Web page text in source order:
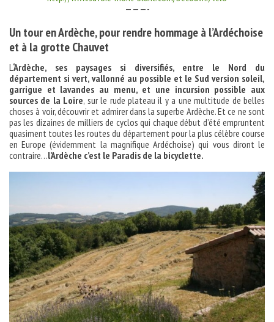
———-
Un tour en Ardèche, pour rendre hommage à l’Ardéchoise
et à la grotte Chauvet
L‘Ardèche, ses paysages si diversifiés, entre le Nord du
département si vert, vallonné au possible et le Sud version soleil,
garrigue et lavandes au menu, et une incursion possible aux
sources de la Loire, sur le rude plateau il y a une multitude de belles
choses à voir, découvrir et admirer dans la superbe Ardèche. Et ce ne sont
pas les dizaines de milliers de cyclos qui chaque début d’été empruntent
quasiment toutes les routes du département pour la plus célèbre course
en Europe (évidemment la magnifique Ardéchoise) qui vous diront le
contraire…l’Ardèche c’est le Paradis de la bicyclette.